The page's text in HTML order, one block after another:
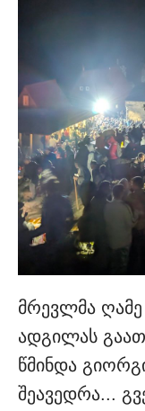
მრევლმა
ადგილას
წმინდა
შეავედრა...